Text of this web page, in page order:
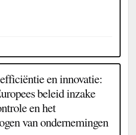
en innovatie:
beleid inzake
en het
van ondernemingen